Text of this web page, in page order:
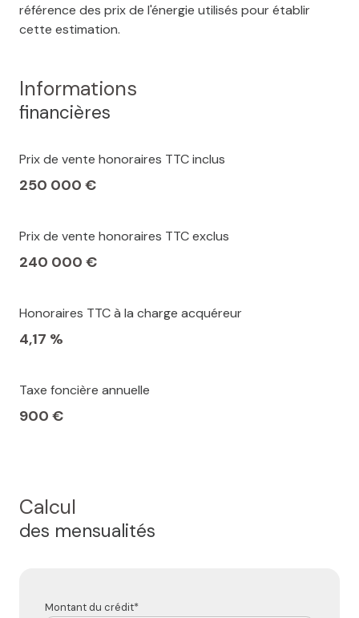
référence des prix de l'énergie utilisés pour établir
cette estimation.
Informations
financières
Prix de vente honoraires TTC inclus
250 000 €
Prix de vente honoraires TTC exclus
240 000 €
Honoraires TTC à la charge acquéreur
4,17 %
Taxe foncière annuelle
900 €
Calcul
des mensualités
Montant du crédit*